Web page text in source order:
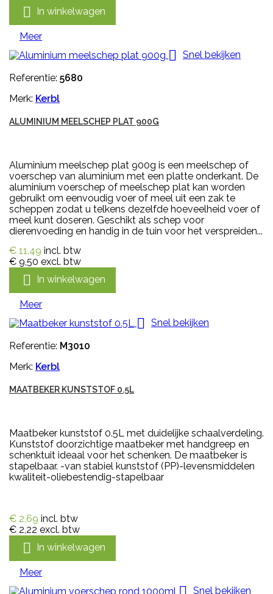
 In winkelwagen
Meer
 Snel bekijken
Referentie: 5680
Merk: Kerbl
ALUMINIUM MEELSCHEP PLAT 900G
Aluminium meelschep plat 900g is een meelschep of
voerschep van aluminium met een platte onderkant. De
aluminium voerschep of meelschep plat kan worden
gebruikt om eenvoudig voer of meel uit een zak te
scheppen zodat u telkens dezelfde hoeveelheid voer of
meel kunt doseren. Geschikt als schep voor
dierenvoeding en handig in de tuin voor het verspreiden...
€ 11,49 incl. btw
€ 9,50 excl. btw
 In winkelwagen
Meer
 Snel bekijken
Referentie: M3010
Merk: Kerbl
MAATBEKER KUNSTSTOF 0.5L
Maatbeker kunststof 0.5L met duidelijke schaalverdeling.
Kunststof doorzichtige maatbeker met handgreep en
schenktuit ideaal voor het schenken. De maatbeker is
stapelbaar. -van stabiel kunststof (PP)-levensmiddelen
kwaliteit-oliebestendig-stapelbaar
€ 2,69 incl. btw
€ 2,22 excl. btw
 In winkelwagen
Meer
Snel bekijken